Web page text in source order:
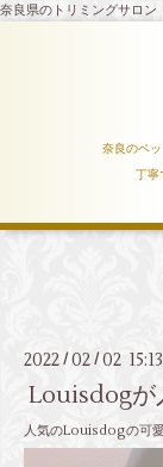
奈良県のトリミングサロン
奈良のペ
丁寧
2022 /02 /02 15:13
Louisdogが
人気のLouisdogの可